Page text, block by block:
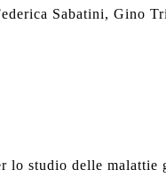
Sabatini, Gino
lo studio delle malattie